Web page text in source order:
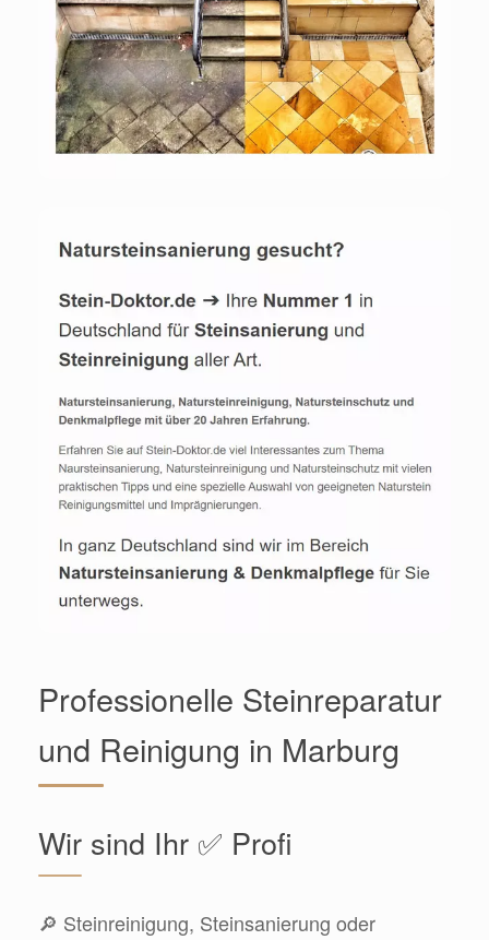
Professionelle Steinreparatur
und Reinigung in Marburg
Wir sind Ihr ✅ Profi
🔎 Steinreinigung, Steinsanierung oder